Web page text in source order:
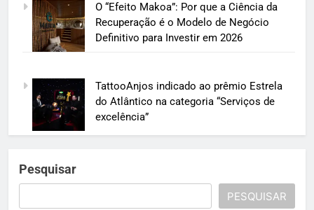
O “Efeito Makoa”: Por que a Ciência da
Recuperação é o Modelo de Negócio
Definitivo para Investir em 2026
TattooAnjos indicado ao prêmio Estrela
do Atlântico na categoria “Serviços de
excelência”
Pesquisar
PESQUISAR